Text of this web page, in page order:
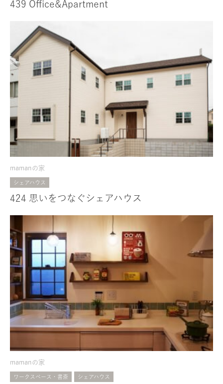
439 Office&Apartment
mamanの家
シェアハウス
424 思いをつなぐシェアハウス
mamanの家
ワークスペース・書斎 シェアハウス